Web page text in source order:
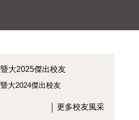
暨大2025傑出校友
暨大2024傑出校友
更多校友風采